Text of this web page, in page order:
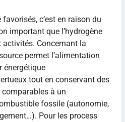
c’est en raison du
important que l’hydrogène
activités. Concernant la
permet l’alimentation
énergétique
tout en conservant des
à un
fossile (autonomie,
Pour les process